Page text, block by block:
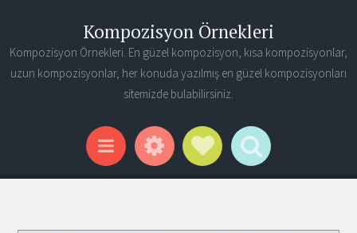
Kompozisyon Örnekleri
Kompozisyon Örnekleri. En güzel kompozisyon, kısa kompozisyonlar,
uzun kompozisyonlar, her konuda yazılmış en güzel kompozisyonları
sitemizde bulabilirsiniz.
Menu WidgetsSocial Links
Search